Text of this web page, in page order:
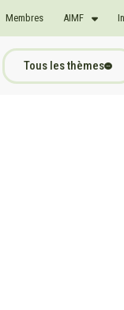
Membres AIMF
Tous les thèmes